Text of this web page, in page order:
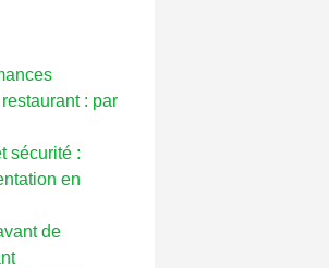
: par
sécurité :
en
de